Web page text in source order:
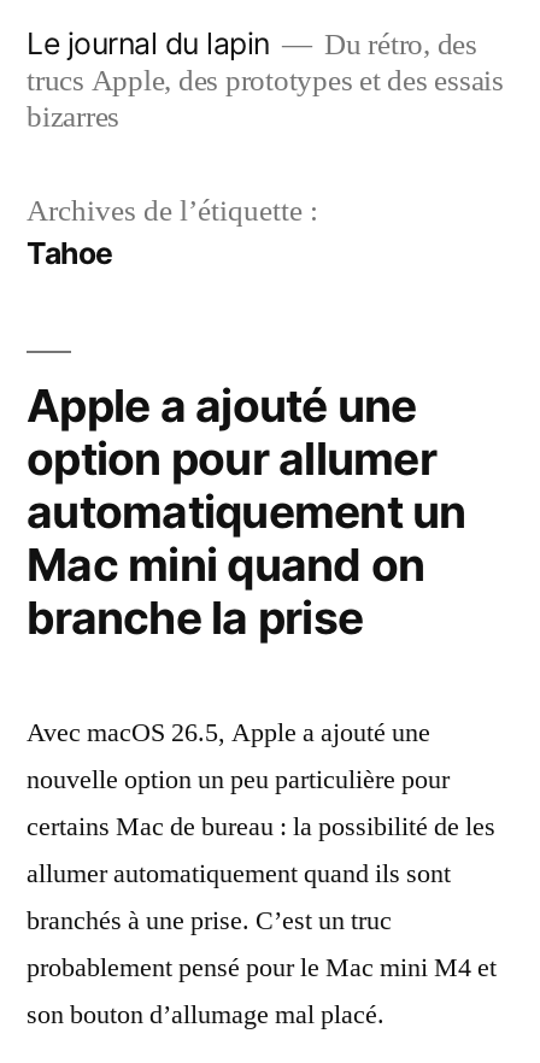
contenu
Le journal du lapin
Du rétro, des
trucs Apple, des prototypes et des essais
bizarres
Archives de l’étiquette :
Tahoe
Apple a ajouté une
option pour allumer
automatiquement un
Mac mini quand on
branche la prise
Avec macOS 26.5, Apple a ajouté une
nouvelle option un peu particulière pour
certains Mac de bureau : la possibilité de les
allumer automatiquement quand ils sont
branchés à une prise. C’est un truc
probablement pensé pour le Mac mini M4 et
son bouton d’allumage mal placé.